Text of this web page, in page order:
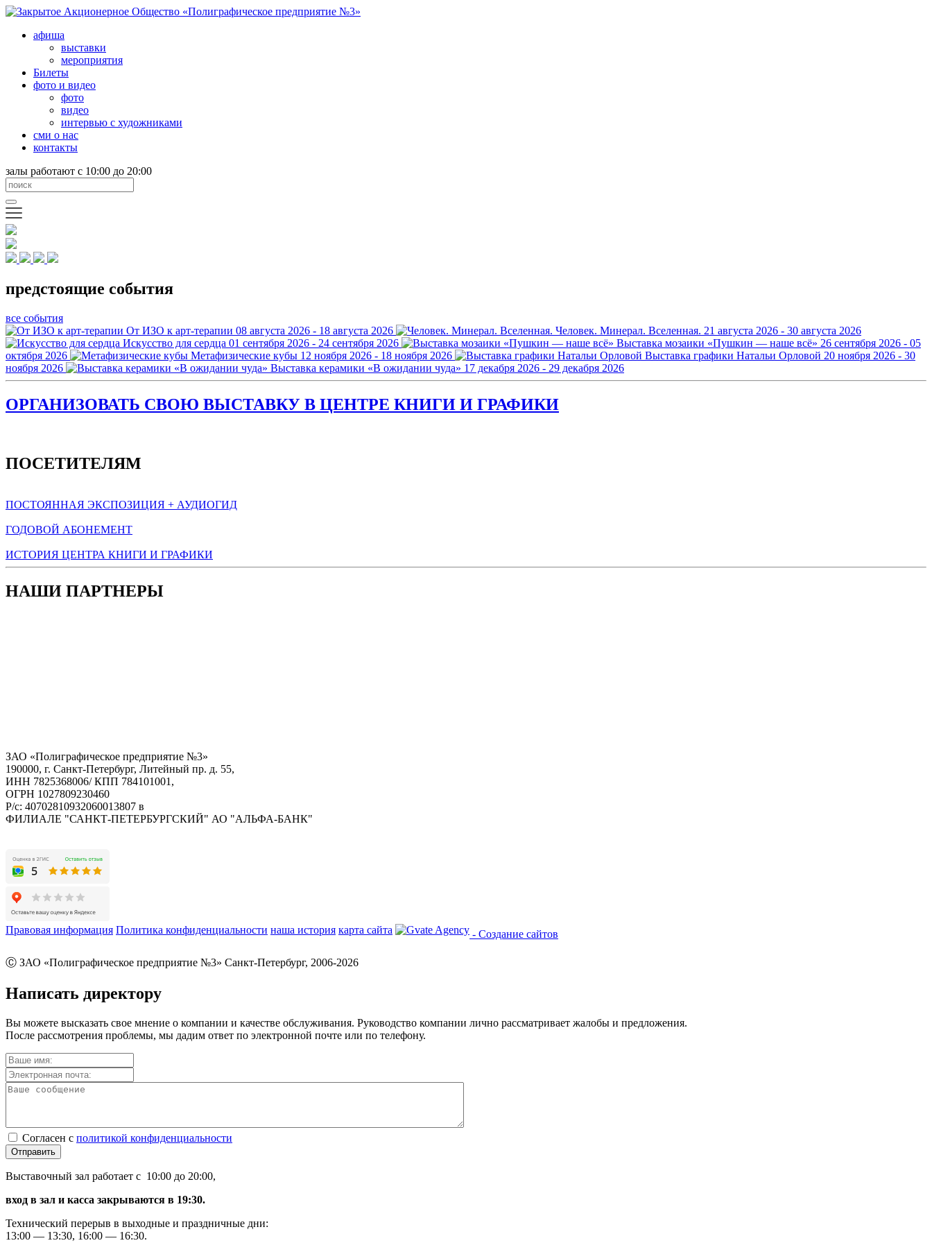
афиша
выставки
мероприятия
Билеты
фото и видео
фото
видео
интервью с художниками
сми о нас
контакты
залы работают с 10:00 до 20:00
предстоящие события
все события
От ИЗО к арт-терапии 08 августа 2026 - 18 августа 2026 Человек. Минерал. Вселенная. 21 августа 2026 - 30 августа 2026
Искусство для сердца 01 сентября 2026 - 24 сентября 2026 Выставка мозаики «Пушкин — наше всё» 26 сентября 2026 - 05
октября 2026
Метафизические кубы 12 ноября 2026 - 18 ноября 2026 Выставка графики Натальи Орловой 20 ноября 2026 - 30
ноября 2026
Выставка керамики «В ожидании чуда» 17 декабря 2026 - 29 декабря 2026
ОРГАНИЗОВАТЬ СВОЮ ВЫСТАВКУ В ЦЕНТРЕ КНИГИ И ГРАФИКИ
ПОСЕТИТЕЛЯМ
ПОСТОЯННАЯ ЭКСПОЗИЦИЯ + АУДИОГИД
ГОДОВОЙ АБОНЕМЕНТ
ИСТОРИЯ ЦЕНТРА КНИГИ И ГРАФИКИ
НАШИ ПАРТНЕРЫ
ЗАО «Полиграфическое предприятие №3»
190000, г. Санкт-Петербург, Литейный пр. д. 55,
ИНН 7825368006/ КПП 784101001,
ОГРН 1027809230460
Р/с: 40702810932060013807 в
ФИЛИАЛЕ "САНКТ-ПЕТЕРБУРГСКИЙ" АО "АЛЬФА-БАНК"
Правовая информация Политика конфиденциальности наша история карта сайта - Создание сайтов
Ⓒ ЗАО «Полиграфическое предприятие №3» Санкт-Петербург, 2006-2026
Написать директору
Вы можете высказать свое мнение о компании и качестве обслуживания. Руководство компании лично рассматривает жалобы и предложения.
После рассмотрения проблемы, мы дадим ответ по электронной почте или по телефону.
Согласен с политикой конфиденциальности
Отправить
Выставочный зал работает с 10:00 до 20:00,
вход в зал и касса закрываются в 19:30.
Технический перерыв в выходные и праздничные дни:
13:00 — 13:30, 16:00 — 16:30.